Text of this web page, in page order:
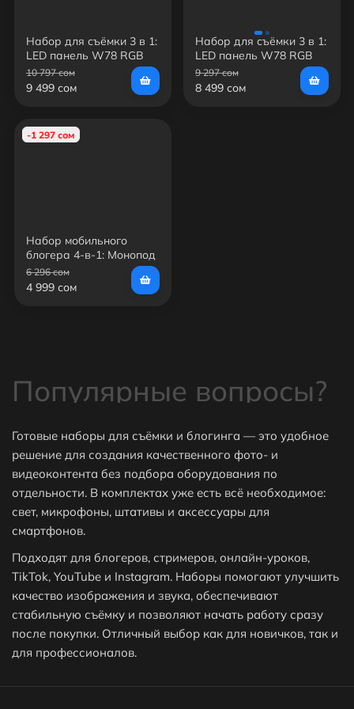
Набор для съёмки 3 в 1:
LED панель W78 RGB
MagSafe +
беспроводной
Bluetooth
10 797 сом
9 499 сом
Набор для съёмки 3 в 1:
LED панель W78 RGB
MagSafe + петличный
микрофон S30 +
монопод-штатив G20 с
9 297 сом
8 499 сом
-1 297 сом
Набор мобильного
блогера 4-в-1: Монопод
P135 MagSafe +
Петличный микрофон
6 296 сом
4 999 сом
Популярные вопросы?
⭐Какие самые популярные товары в
категории Готовые наборы для съёмки и
блогинга?
⬇ Какие самые дешёвые товары в категории
Готовые наборы для съёмки и блогинга?
Готовые наборы для съёмки и блогинга — это удобное
решение для создания качественного фото- и
видеоконтента без подбора оборудования по
отдельности. В комплектах уже есть всё необходимое:
свет, микрофоны, штативы и аксессуары для
смартфонов.
Подходят для блогеров, стримеров, онлайн-уроков,
TikTok, YouTube и Instagram. Наборы помогают улучшить
качество изображения и звука, обеспечивают
стабильную съёмку и позволяют начать работу сразу
после покупки. Отличный выбор как для новичков, так и
для профессионалов.